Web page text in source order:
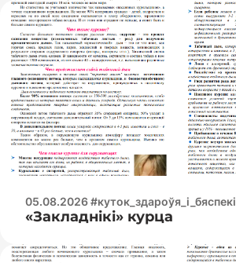
05.08.2026 #куток_здароўя_і_бяспекі
«Закладнікі» курца